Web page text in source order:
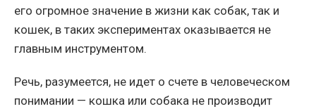
его огромное значение в жизни как собак, так и
кошек, в таких экспериментах оказывается не
главным инструментом.
Речь, разумеется, не идет о счете в человеческом
понимании — кошка или собака не производит